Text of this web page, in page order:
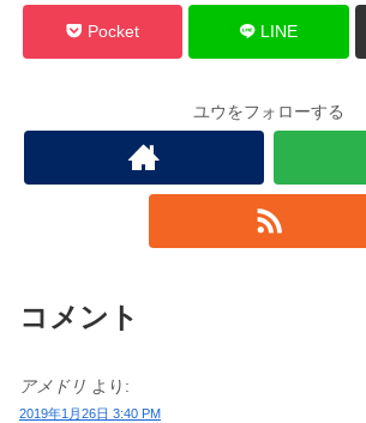
Pocket LINE
ユウをフォローする
コメント
アメドリ より:
2019年1月26日 3:40 PM